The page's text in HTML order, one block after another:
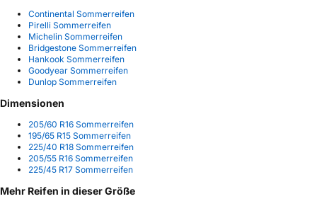
Continental Sommerreifen
Pirelli Sommerreifen
Michelin Sommerreifen
Bridgestone Sommerreifen
Hankook Sommerreifen
Goodyear Sommerreifen
Dunlop Sommerreifen
Dimensionen
205/60 R16 Sommerreifen
195/65 R15 Sommerreifen
225/40 R18 Sommerreifen
205/55 R16 Sommerreifen
225/45 R17 Sommerreifen
Mehr Reifen in dieser Größe